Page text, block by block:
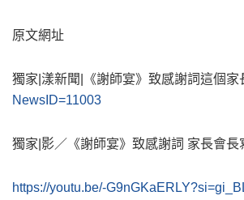
原文網址
獨家|漾新聞|《謝師宴》致感謝詞這個家
NewsID=11003
獨家|影／《謝師宴》致感謝詞 家長會
https://youtu.be/-